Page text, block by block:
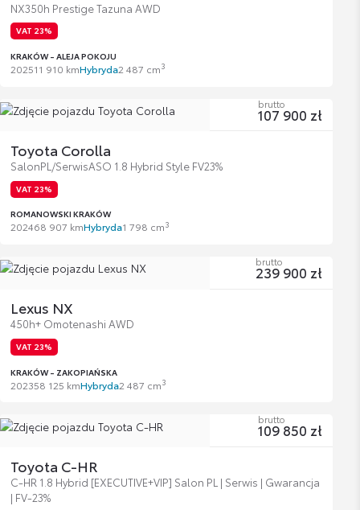
NX350h Prestige Tazuna AWD
VAT 23%
KRAKÓW - ALEJA POKOJU
202511 910 kmHybryda2 487 cm3
Toyota Corolla
SalonPL/SerwisASO 1.8 Hybrid Style FV23%
VAT 23%
ROMANOWSKI KRAKÓW
202468 907 kmHybryda1 798 cm3
brutto
107 900 zł
Lexus NX
450h+ Omotenashi AWD
VAT 23%
KRAKÓW - ZAKOPIAŃSKA
202358 125 kmHybryda2 487 cm3
brutto
239 900 zł
Toyota C-HR
C-HR 1.8 Hybrid [EXECUTIVE+VIP] Salon PL | Serwis | Gwarancja
| FV-23%
brutto
109 850 zł